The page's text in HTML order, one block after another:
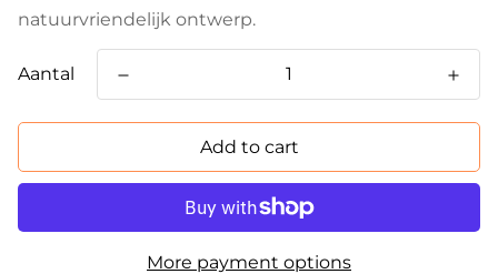
natuurvriendelijk ontwerp.
Aantal
Add to cart
More payment options